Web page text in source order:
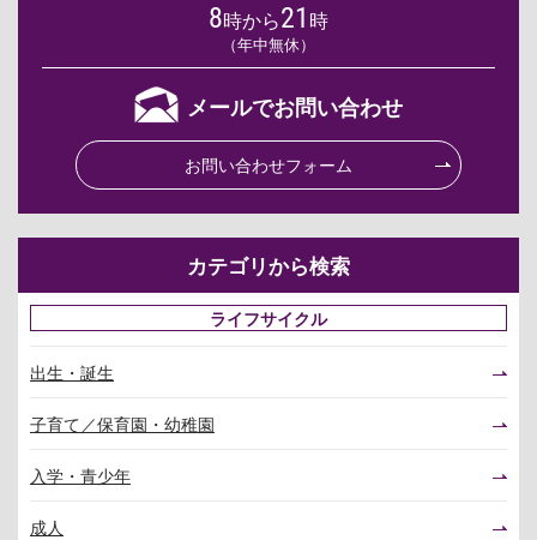
8時から21 時
（年中無休）
メールでお問い合わせ
お問い合わせフォーム
カテゴリから検索
ライフサイクル
出生・誕生
子育て／保育園・幼稚園
入学・青少年
成人